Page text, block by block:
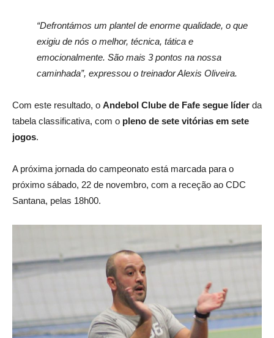
“Defrontámos um plantel de enorme qualidade, o que
exigiu de nós o melhor, técnica, tática e
emocionalmente. São mais 3 pontos na nossa
caminhada”, expressou o treinador Alexis Oliveira.
Com este resultado, o Andebol Clube de Fafe segue líder da
tabela classificativa, com o pleno de sete vitórias em sete
jogos.
A próxima jornada do campeonato está marcada para o
próximo sábado, 22 de novembro, com a receção ao CDC
Santana, pelas 18h00.